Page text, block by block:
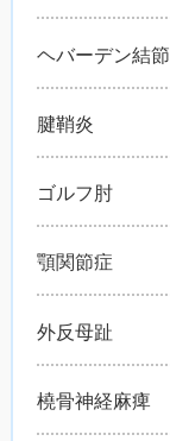
ヘバーデン結節
腱鞘炎
ゴルフ肘
顎関節症
外反母趾
橈骨神経麻痺